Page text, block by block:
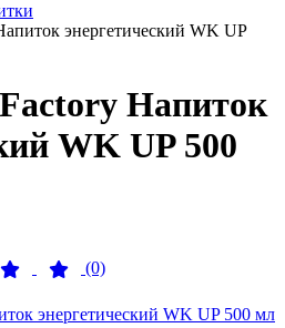
энергетический WK UP
Напиток
WK UP 500
(0)